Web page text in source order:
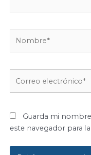
Guarda mi
este navegador para